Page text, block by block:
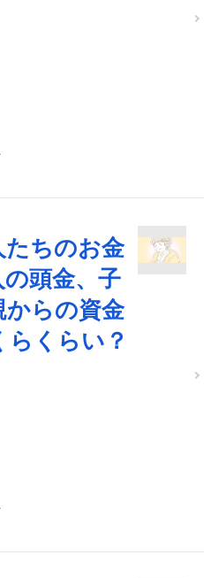
たちのお金
の頭金、子
らの資金
くらい？